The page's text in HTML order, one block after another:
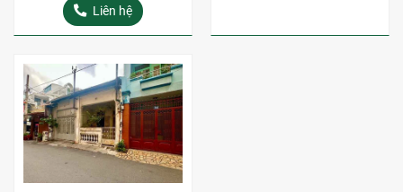
Liên hệ